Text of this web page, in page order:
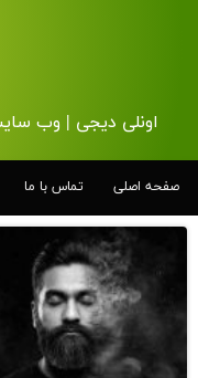
اونلی دیجی | وب
صفحه اصلی تماس با ما